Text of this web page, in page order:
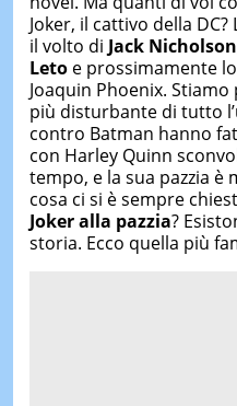
Joker, il cattivo della
il volto di Jack Nicholson
Letoe prossimamente
Joaquin Phoenix.
più disturbante di tutto
contro Batman hanno
con Harley Quinn
tempo, e la sua pazzia è
cosa ci si è sempre
Joker alla pazzia?
storia. Ecco quella più